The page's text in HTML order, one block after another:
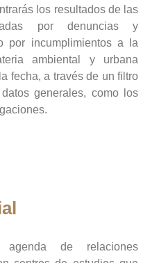
los resultados de las
por denuncias y
por incumplimientos a la
ambiental y urbana
fecha, a través de un filtro
generales, como los
de relaciones